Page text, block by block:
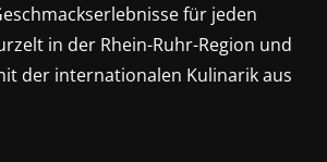
für jeden
in der Rhein-Ruhr-Region und
der internationalen Kulinarik aus